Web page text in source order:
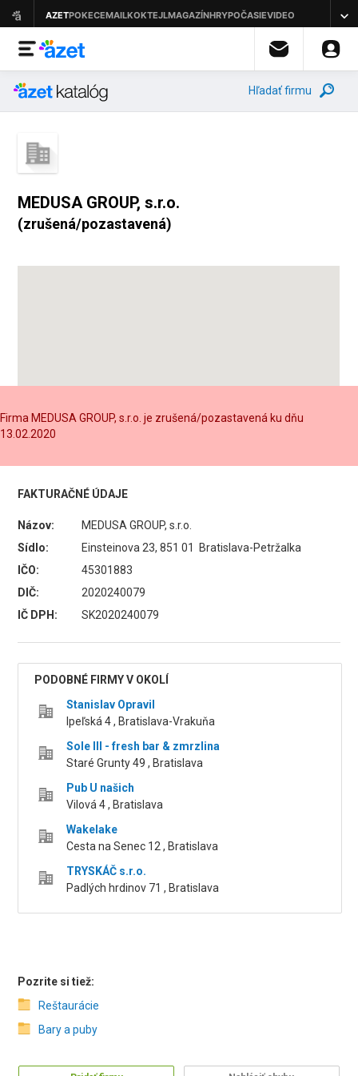
Hľadať firmu
MEDUSA GROUP, s.r.o.
(zrušená/pozastavená)
Firma MEDUSA GROUP, s.r.o. je zrušená/pozastavená ku dňu
13.02.2020
FAKTURAČNÉ ÚDAJE
Názov:
MEDUSA GROUP, s.r.o.
Sídlo:
Einsteinova 23, 851 01 Bratislava-Petržalka
IČO:
45301883
DIČ:
2020240079
IČ DPH:
SK2020240079
PODOBNÉ FIRMY V OKOLÍ
Stanislav Opravil
Ipeľská 4 , Bratislava-Vrakuňa
Sole III - fresh bar & zmrzlina
Staré Grunty 49 , Bratislava
Pub U našich
Vilová 4 , Bratislava
Wakelake
Cesta na Senec 12 , Bratislava
TRYSKÁČ s.r.o.
Padlých hrdinov 71 , Bratislava
Pozrite si tiež:
Reštaurácie
Bary a puby